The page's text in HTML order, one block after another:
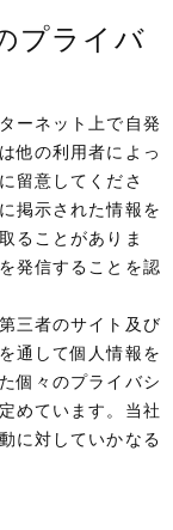
プライバ
ーネット上で自発
他の利用者によっ
留意してくださ
掲示された情報を
ることがありま
発信することを認
三者のサイト及び
通して個人情報を
個々のプライバシ
めています。当社
に対していかなる